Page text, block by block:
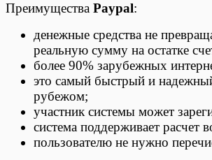
Преимущества Paypal:
денежные средства не
реальную сумму на остатке
более 90% зарубежных
это самый быстрый и
рубежом;
участник системы может
система поддерживает расчет
пользователю не нужно